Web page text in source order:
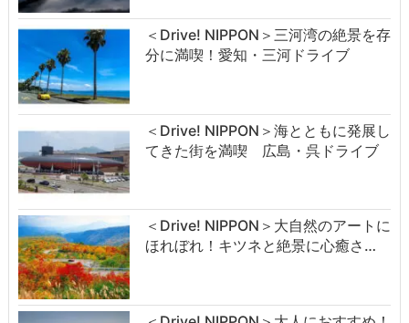
＜Drive! NIPPON＞三河湾の絶景を存
分に満喫！愛知・三河ドライブ
＜Drive! NIPPON＞海とともに発展し
てきた街を満喫 広島・呉ドライブ
＜Drive! NIPPON＞大自然のアートに
ほれぼれ！キツネと絶景に心癒さ…